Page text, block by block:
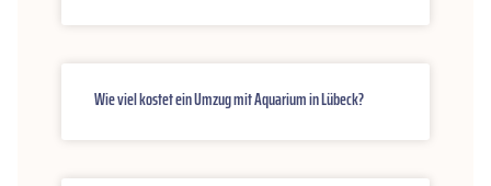
Wie viel kostet ein Umzug mit Aquarium in Lübeck?